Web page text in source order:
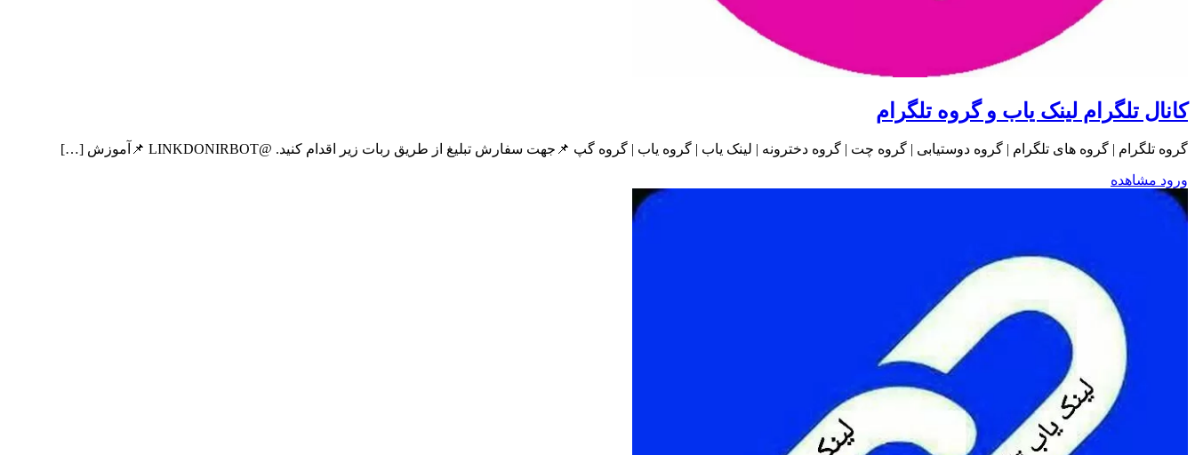
کانال تلگرام لینک یاب و گروه تلگرام
گروه تلگرام | گروه های تلگرام | گروه دوستیابی | گروه چت | گروه دخترونه | لینک یاب | گروه یاب | گروه گپ 📌جهت سفارش تبلیغ از طریق ربات زیر اقدام کنید. @LINKDONIRBOT 📌آموزش […]
ورود مشاهده